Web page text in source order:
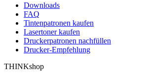
Downloads
FAQ
Tintenpatronen kaufen
Lasertoner kaufen
Druckerpatronen nachfüllen
Drucker-Empfehlung
THINKshop